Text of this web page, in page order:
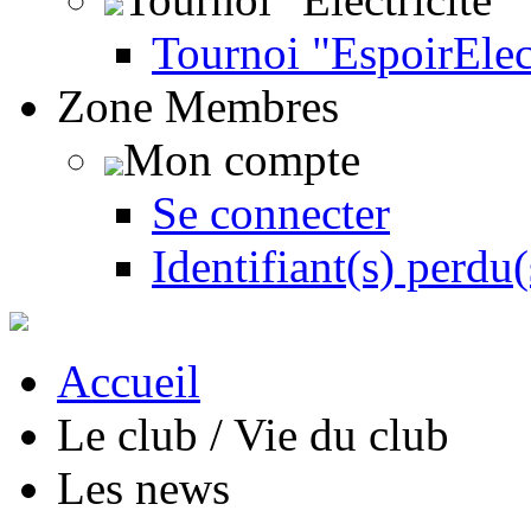
Tournoi
Zone Membres
Mon compte
Se connecter
Identifiant(s)
Accueil
Le club / Vie du club
Les news